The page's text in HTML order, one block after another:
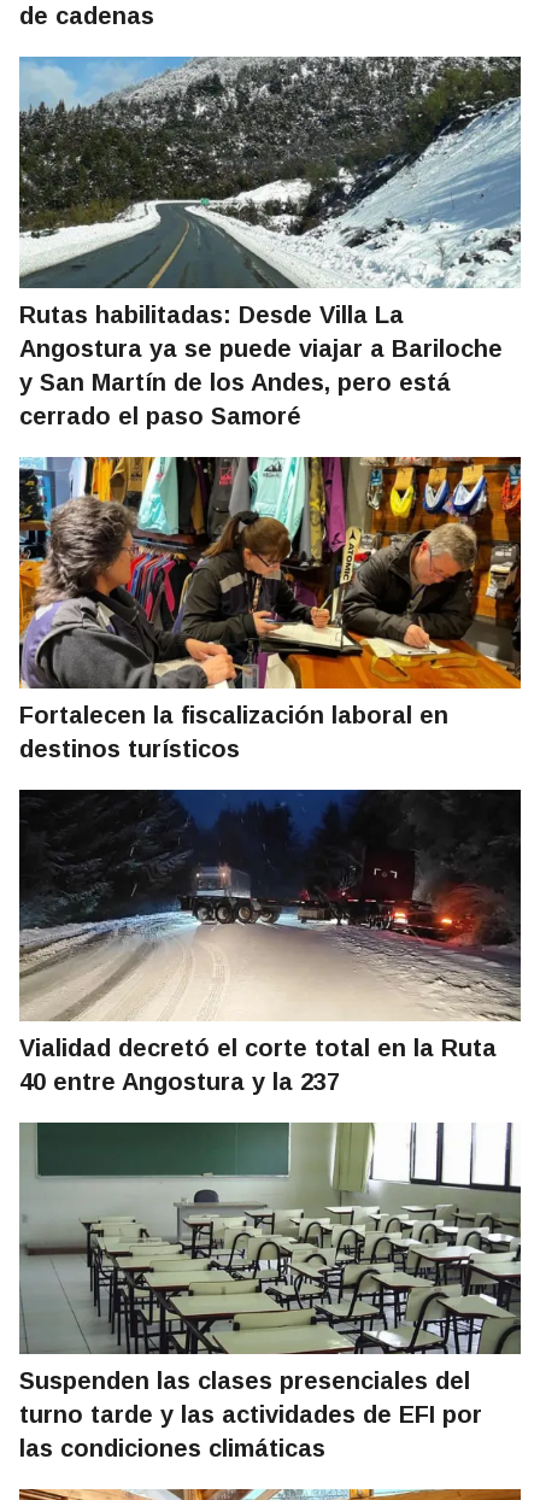
de cadenas
Rutas habilitadas: Desde Villa La
Angostura ya se puede viajar a Bariloche
y San Martín de los Andes, pero está
cerrado el paso Samoré
Fortalecen la fiscalización laboral en
destinos turísticos
Vialidad decretó el corte total en la Ruta
40 entre Angostura y la 237
Suspenden las clases presenciales del
turno tarde y las actividades de EFI por
las condiciones climáticas